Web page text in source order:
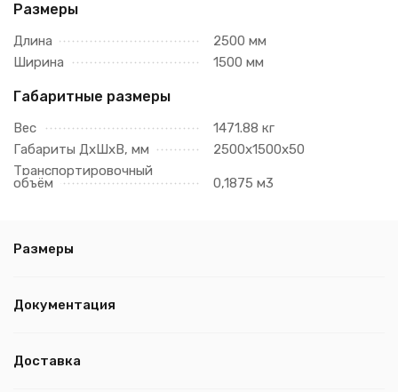
Размеры
Длина
2500 мм
Ширина
1500 мм
Габаритные размеры
Вес
1471.88 кг
Габариты ДхШхВ, мм
2500х1500х50
Транспортировочный
объём 0,1875 м3
Размеры
Документация
Доставка